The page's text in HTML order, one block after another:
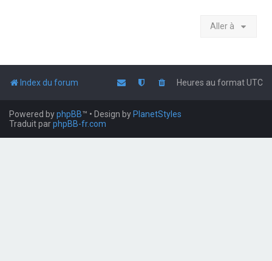
Aller à
Index du forum Heures au formatUTC
Powered byphpBB™ • Design by PlanetStyles
Traduit parphpBB-fr.com